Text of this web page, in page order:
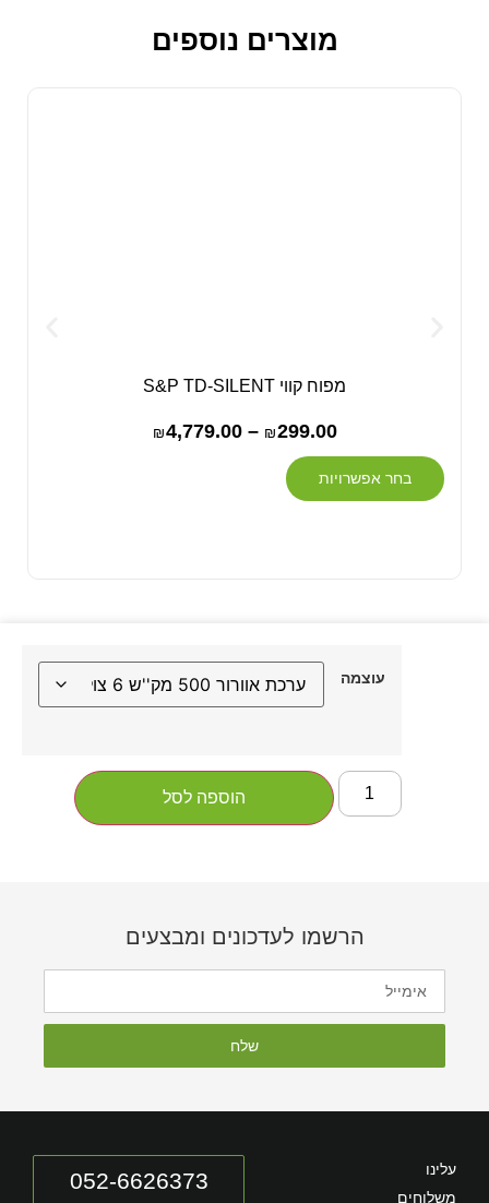
מוצרים נוספים
מפוח קווי S&P TD-SILENT
₪299.00
–
₪4,779.00
בחר אפשרויות
עוצמה
הוספה לסל
הרשמו לעדכונים ומבצעים
שלח
עלינו
משלוחים
052-6626373